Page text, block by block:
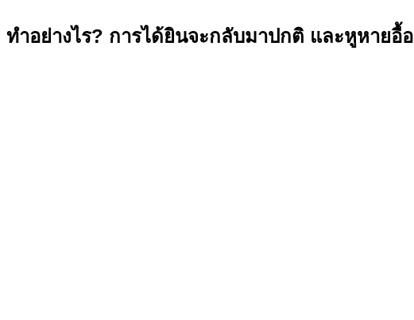
ทำอย่างไร? การได้ยินจะกลับมาปกติ และหูหายอื้อ